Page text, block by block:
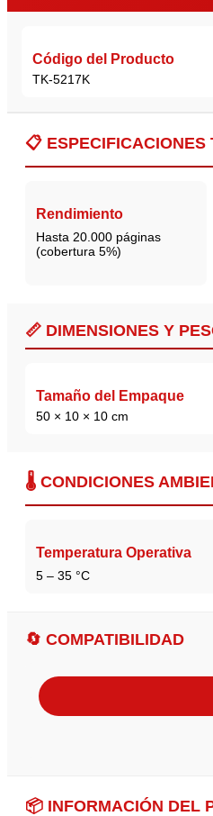
Código del Producto
TK-5217K
📋 ESPECIFICACIONES
Rendimiento
Hasta 20.000 páginas
(cobertura 5%)
📏 DIMENSIONES Y
Tamaño del Empaque
50 × 10 × 10 cm
🌡️ CONDICIONES
Temperatura Operativa
5 – 35 °C
🔄 COMPATIBILIDAD
📦 INFORMACIÓN DEL